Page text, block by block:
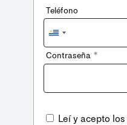
Teléfono
Uruguay
+598
Contraseña *
Leí y acepto los